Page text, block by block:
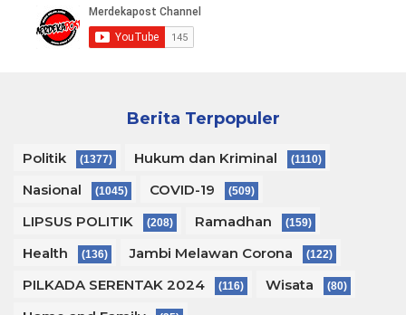
Berita Terpopuler
Politik (1377) Hukum dan Kriminal (1110)
Nasional (1045) COVID-19 (509)
LIPSUS POLITIK (208) Ramadhan (159)
Health (136) Jambi Melawan Corona (122)
PILKADA SERENTAK 2024 (116) Wisata (80)